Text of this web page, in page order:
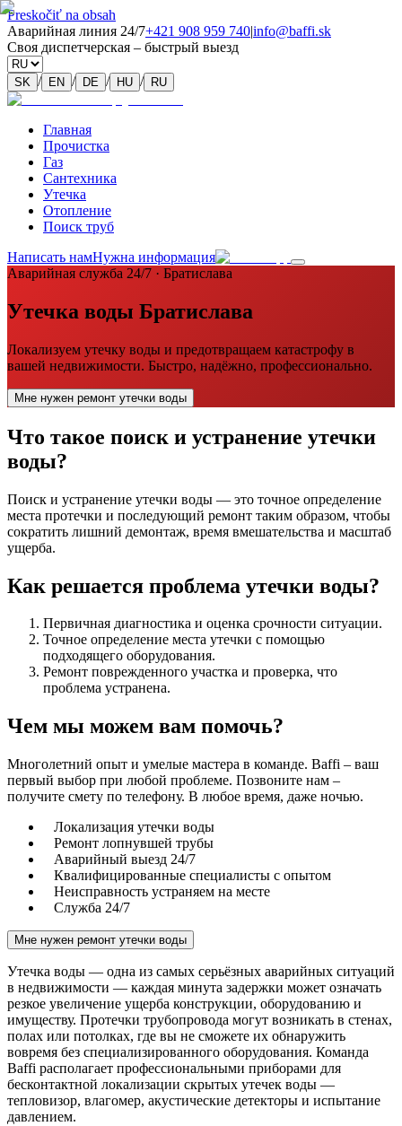
Preskočiť na obsah
Аварийная линия 24/7+421 908 959 740|info@baffi.sk
Своя диспетчерская – быстрый выезд
SK / EN / DE / HU / RU
Главная
Прочистка
Газ
Сантехника
Утечка
Отопление
Поиск труб
Написать намНужна информация
Аварийная служба 24/7 · Братислава
Утечка воды Братислава
Локализуем утечку воды и предотвращаем катастрофу в
вашей недвижимости. Быстро, надёжно, профессионально.
Мне нужен ремонт утечки воды
Что такое поиск и устранение утечки
воды?
Поиск и устранение утечки воды — это точное определение
места протечки и последующий ремонт таким образом, чтобы
сократить лишний демонтаж, время вмешательства и масштаб
ущерба.
Как решается проблема утечки воды?
Первичная диагностика и оценка срочности ситуации.
Точное определение места утечки с помощью
подходящего оборудования.
Ремонт поврежденного участка и проверка, что
проблема устранена.
Чем мы можем вам помочь?
Многолетний опыт и умелые мастера в команде. Baffi – ваш
первый выбор при любой проблеме. Позвоните нам –
получите смету по телефону. В любое время, даже ночью.
Локализация утечки воды
Ремонт лопнувшей трубы
Аварийный выезд 24/7
Квалифицированные специалисты с опытом
Неисправность устраняем на месте
Служба 24/7
Мне нужен ремонт утечки воды
Утечка воды — одна из самых серьёзных аварийных ситуаций
в недвижимости — каждая минута задержки может означать
резкое увеличение ущерба конструкции, оборудованию и
имуществу. Протечки трубопровода могут возникать в стенах,
полах или потолках, где вы не сможете их обнаружить
вовремя без специализированного оборудования. Команда
Baffi располагает профессиональными приборами для
бесконтактной локализации скрытых утечек воды —
тепловизор, влагомер, акустические детекторы и испытание
давлением.